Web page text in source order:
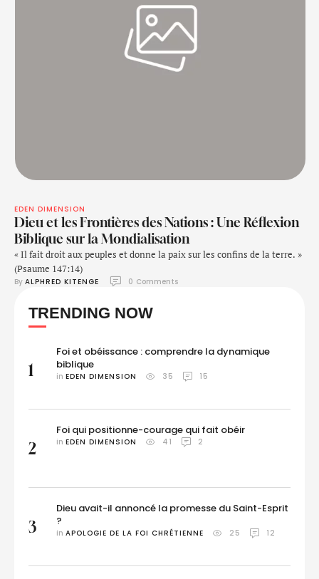
EDEN DIMENSION
Dieu et les Frontières des Nations : Une Réflexion
Biblique sur la Mondialisation
« Il fait droit aux peuples et donne la paix sur les confins de la terre. »
(Psaume 147:14)
By ALPHRED KITENGE 0 Comments
TRENDING NOW
1
Foi et obéissance : comprendre la dynamique
biblique
in EDEN DIMENSION 35 15
2
Foi qui positionne-courage qui fait obéir
in EDEN DIMENSION 41 2
3
Dieu avait-il annoncé la promesse du Saint-Esprit
?
in APOLOGIE DE LA FOI CHRÉTIENNE 25 12